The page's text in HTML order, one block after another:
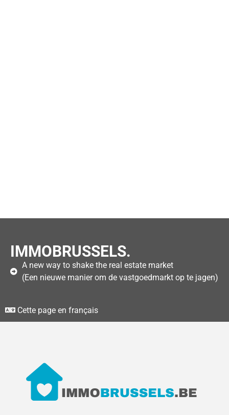
IMMOBRUSSELS.
A new way to shake the real estate market
(Een nieuwe manier om de vastgoedmarkt op te jagen)
Cette page en français